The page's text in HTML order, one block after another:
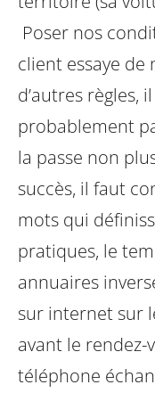
Poser nos
client essaye de
d’autres règles,
probablement
la passe non
succès, il faut
mots qui
pratiques, le
annuaires
sur internet sur
avant le
téléphone